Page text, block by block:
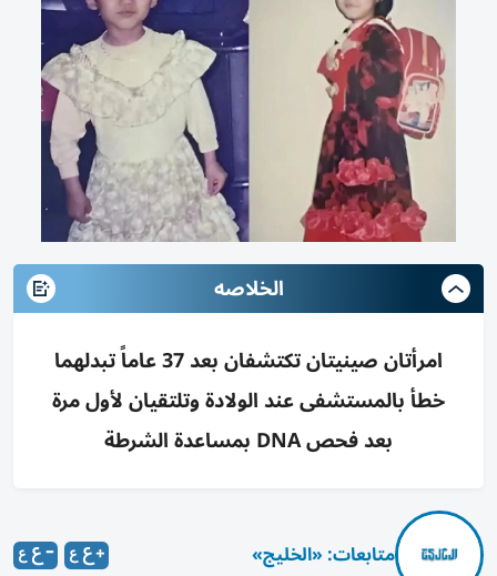
الخلاصه
امرأتان صينيتان تكتشفان بعد 37 عاماً تبدلهما
خطأ بالمستشفى عند الولادة وتلتقيان لأول مرة
بعد فحص DNA بمساعدة الشرطة
متابعات: «الخليج»